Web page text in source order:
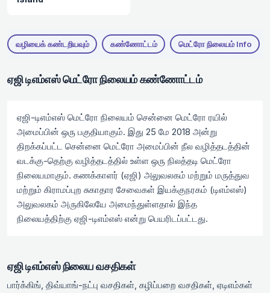
வழியைக் கண்டறியவும் கண்ணோட்டம் மெட்ரோ நிலையம் Info
ஏஜி டிஎம்எஸ் மெட்ரோ நிலையம் கண்ணோட்டம்
ஏஜி-டிஎம்எஸ் மெட்ரோ நிலையம் சென்னை மெட்ரோ ரயில்
அமைப்பின் ஒரு பகுதியாகும். இது 25 மே 2018 அன்று
திறக்கப்பட்ட சென்னை மெட்ரோ அமைப்பின் நீல வழித்தடத்தின்
வடக்கு-தெற்கு வழித்தடத்தில் உள்ள ஒரு நிலத்தடி மெட்ரோ
நிலையமாகும். கணக்காளர் (ஏஜி) அலுவலகம் மற்றும் மருத்துவ
மற்றும் கிராமப்புற சுகாதார சேவைகள் இயக்குநரகம் (டிஎம்எஸ்)
அலுவலகம் அருகிலேயே அமைந்துள்ளதால் இந்த
நிலையத்திற்கு ஏஜி-டிஎம்எஸ் என்று பெயரிடப்பட்டது.
ஏஜி டிஎம்எஸ் நிலைய வசதிகள்
பார்க்கிங், திவ்யாங்-நட்பு வசதிகள், கழிப்பறை வசதிகள், ஏடிஎம்கள்